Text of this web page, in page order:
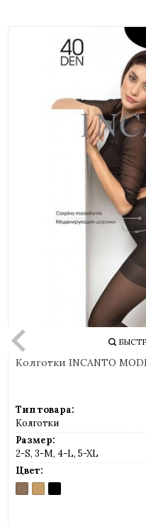
Колготки INCANTO
Тип товара:
Колготки
Размер:
2-S, 3-M, 4-L, 5-XL
Цвет:
DAINO
(загар)
MELON
(телесный)
NERO
(черный)